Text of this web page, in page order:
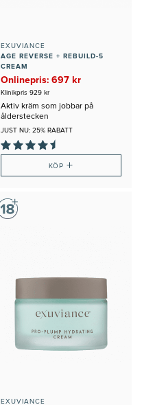
EXUVIANCE
AGE REVERSE + REBUILD-5
CREAM
Onlinepris: 697 kr
Klinikpris 929 kr
Aktiv kräm som jobbar på
ålderstecken
JUST NU: 25% RABATT
KÖP +
EXUVIANCE